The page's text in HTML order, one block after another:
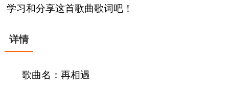
学习和分享这首歌曲歌词吧！
详情
歌曲名：再相遇